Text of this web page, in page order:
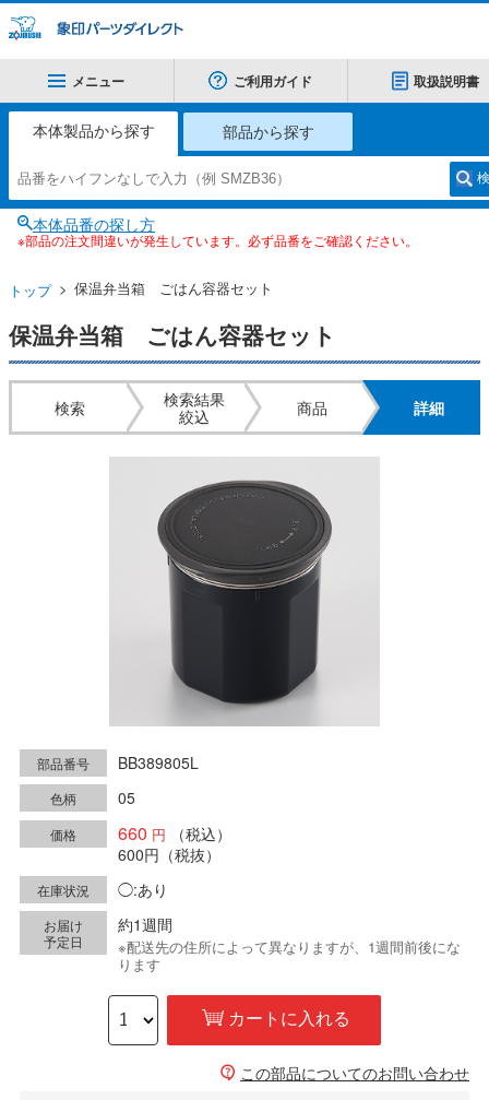
メニュー ご利用ガイド 取扱説明書
本体製品から探す 部品から探す
本体品番の探し方
※部品の注文間違いが発生しています。必ず品番をご確認ください。
トップ 保温弁当箱 ごはん容器セット
保温弁当箱 ごはん容器セット
検索
検索結果
絞込
商品 詳細
部品番号 BB389805L
色柄 05
価格 660
（税込）
600円 （税抜）
在庫状況 ◯:あり
お届け
予定日
約1週間
※配送先の住所によって異なりますが、1週間前後にな
ります
カートに入れる
この部品についてのお問い合わせ